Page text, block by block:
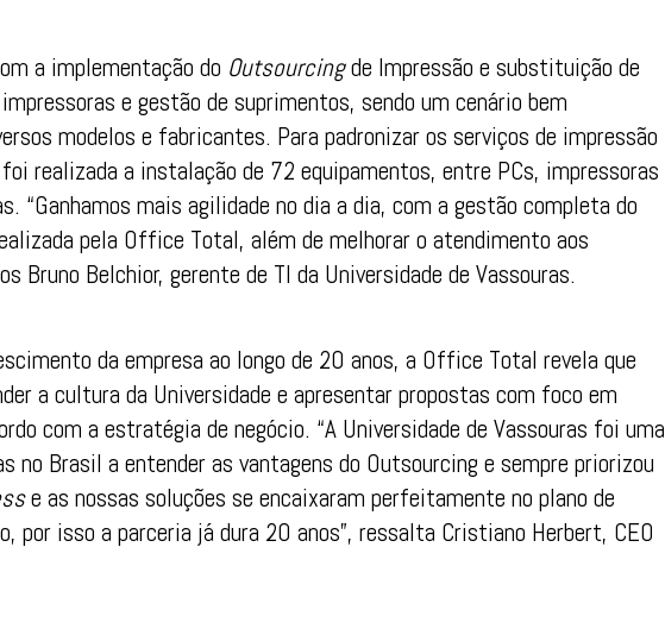
a implementação do Outsourcingde Impressão e substituição de
e gestão de suprimentos, sendo um cenário bem
modelos e fabricantes. Para padronizar os serviços de impressão
realizada a instalação de 72 equipamentos, entre PCs, impressoras
“Ganhamos mais agilidade no dia a dia, com a gestão completa do
pela Office Total, além de melhorar o atendimento aos
Bruno Belchior, gerente de TI da Universidade de Vassouras.
da empresa ao longo de 20 anos, a Office Total revela que
a cultura da Universidade e apresentar propostas com foco em
com a estratégia de negócio. “A Universidade de Vassouras foi uma
no Brasil a entender as vantagens do Outsourcing e sempre priorizou
e as nossas soluções se encaixaram perfeitamente no plano de
por isso a parceria já dura 20 anos”, ressalta Cristiano Herbert, CEO